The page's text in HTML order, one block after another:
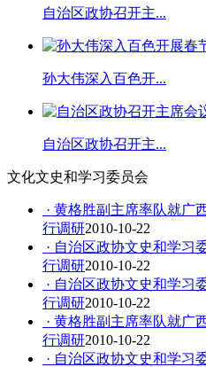
自治区政协召开主...
孙大伟深入百色开...
自治区政协召开主...
文化文史和学习委员会
· 黄格胜副主席率队就广
行调研2010-10-22
· 自治区政协文史和学习
行调研2010-10-22
· 自治区政协文史和学习
行调研2010-10-22
· 黄格胜副主席率队就广
行调研2010-10-22
· 自治区政协文史和学习